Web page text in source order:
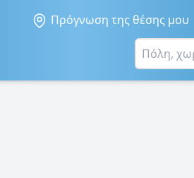
Πρόγνωση της θέσης μου